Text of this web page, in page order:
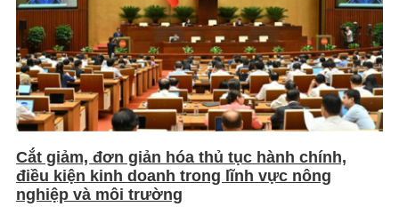
Cắt giảm, đơn giản hóa thủ tục hành chính,
điều kiện kinh doanh trong lĩnh vực nông
nghiệp và môi trường